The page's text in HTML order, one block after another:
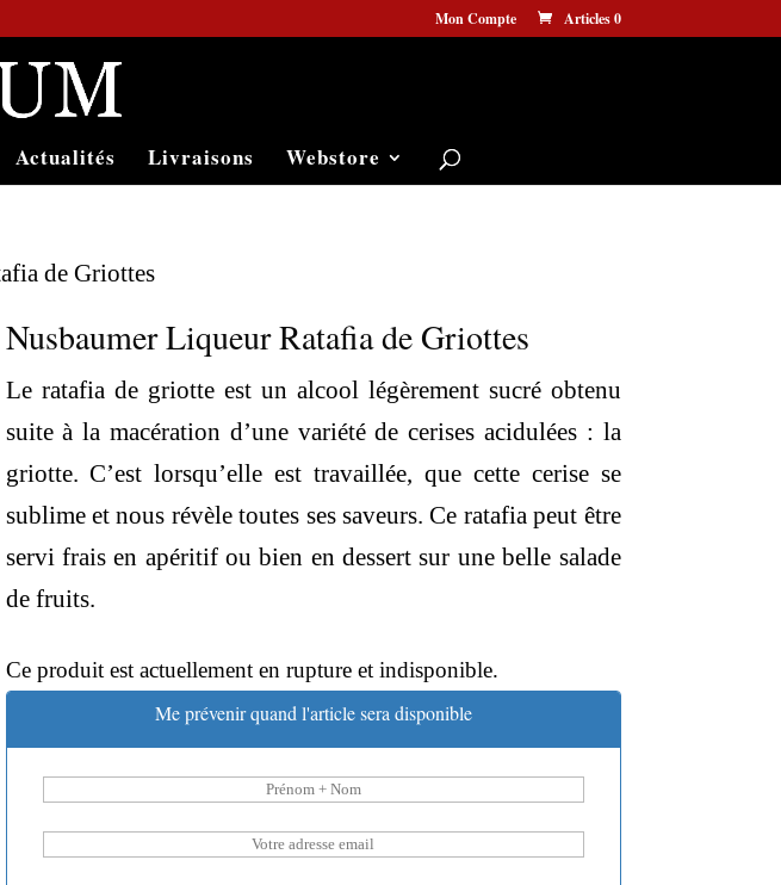
Mon Compte Articles 0
Actualités Livraisons Webstore
de Griottes
Nusbaumer Liqueur Ratafia de Griottes
Le ratafia de griotte est un alcool légèrement sucré obtenu
suite à la macération d’une variété de cerises acidulées : la
griotte. C’est lorsqu’elle est travaillée, que cette cerise se
sublime et nous révèle toutes ses saveurs. Ce ratafia peut être
servi frais en apéritif ou bien en dessert sur une belle salade
de fruits.
Ce produit est actuellement en rupture et indisponible.
Me prévenir quand l'article sera disponible